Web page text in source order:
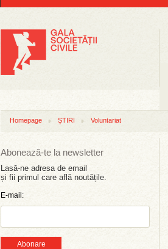
Homepage ȘTIRI Voluntariat
Abonează-te la newsletter
Lasă-ne adresa de email
și fii primul care află noutățile.
E-mail:
Abonare